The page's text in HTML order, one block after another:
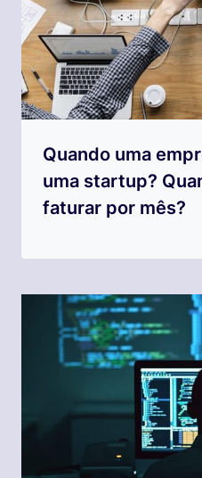
Quando uma
uma startup?
faturar por mês?